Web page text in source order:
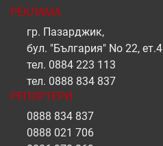
РЕКЛАМА
гр. Пазарджик,
бул. "България" No 22, ет.4
тел. 0884 223 113
тел. 0888 834 837
РЕПОРТЕРИ
0888 834 837
0888 021 706